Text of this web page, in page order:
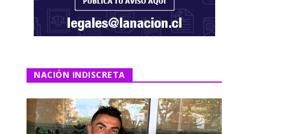
NACIÓN INDISCRETA